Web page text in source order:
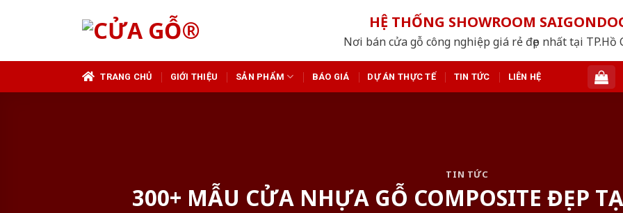
HỆ THỐNG SHOWROOM
Nơi bán cửa gỗ công nghiệp giá rẻ đẹp nhất tại TP.Hồ
TRANG CHỦ GIỚI THIỆU SẢN PHẨM BÁO GIÁ DỰ ÁN THỰC TẾ TIN TỨC LIÊN HỆ
TIN TỨC
300+ MẪU CỬA NHỰA GỖ COMPOSITE ĐẸP